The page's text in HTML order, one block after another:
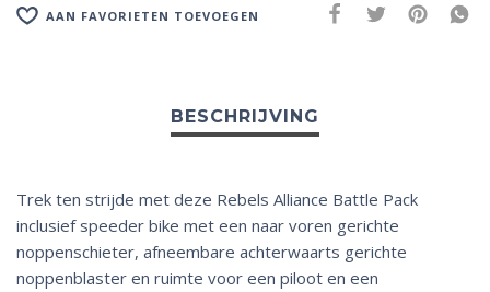
AAN FAVORIETEN TOEVOEGEN
Trek ten strijde met deze Rebels Alliance Battle Pack
inclusief speeder bike met een naar voren gerichte
noppenschieter, afneembare achterwaarts gerichte
noppenblaster en ruimte voor een piloot en een